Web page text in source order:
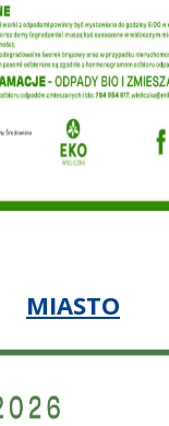
MIASTO